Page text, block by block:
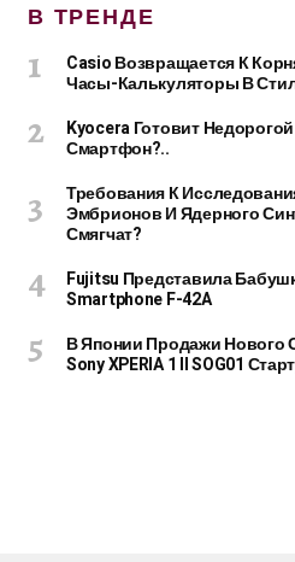
В ТРЕНДЕ
Casio Возвращается К
Часы-Калькуляторы В
Kyocera Готовит
Смартфон?..
Требования К
Эмбрионов И Ядерного
Смягчат?
Fujitsu Представила
Smartphone F-42A
В Японии Продажи Нового
Sony XPERIA 1 II SOG01